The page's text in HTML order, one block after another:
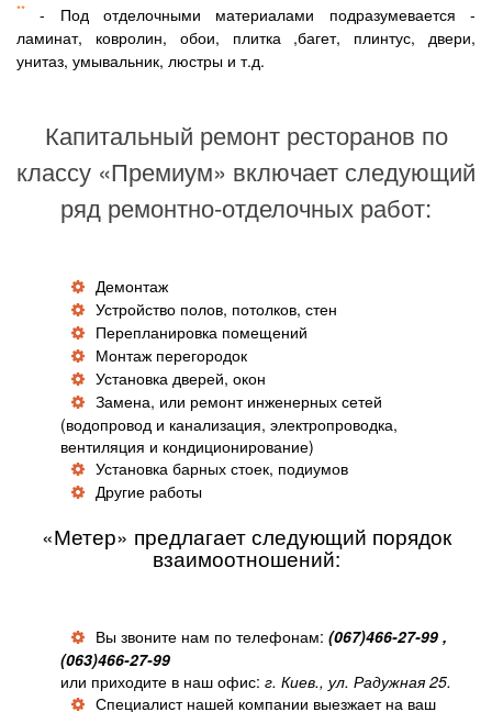
**
- Под отделочными материалами подразумевается -
ламинат, ковролин, обои, плитка ,багет, плинтус, двери,
унитаз, умывальник, люстры и т.д.
Капитальный ремонт ресторанов по
классу «Премиум» включает следующий
ряд ремонтно-отделочных работ:
Демонтаж
Устройство полов, потолков, стен
Перепланировка помещений
Монтаж перегородок
Установка дверей, окон
Замена, или ремонт инженерных сетей
(водопровод и канализация, электропроводка,
вентиляция и кондиционирование)
Установка барных стоек, подиумов
Другие работы
«Метер» предлагает следующий порядок
взаимоотношений:
Вы звоните нам по телефонам: (067)466-27-99 ,
(063)466-27-99
или приходите в наш офис: г. Киев., ул. Радужная 25.
Специалист нашей компании выезжает на ваш